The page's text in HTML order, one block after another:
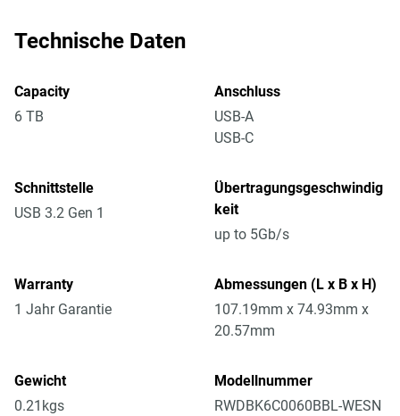
Technische Daten
Capacity
6 TB
Anschluss
USB-A
USB-C
Schnittstelle
USB 3.2 Gen 1
Übertragungsgeschwindig
keit
up to 5Gb/s
Warranty
1 Jahr Garantie
Abmessungen (L x B x H)
107.19mm x 74.93mm x
20.57mm
Gewicht
0.21kgs
Modellnummer
RWDBK6C0060BBL-WESN